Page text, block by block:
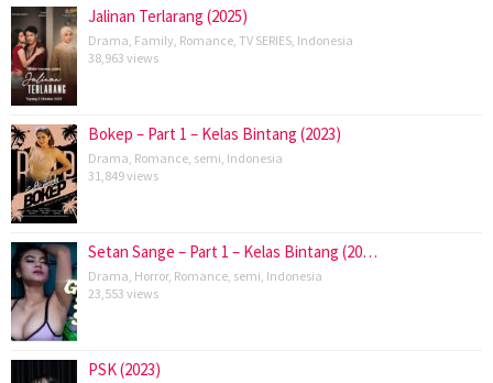
Jalinan Terlarang (2025)
Drama Family Romance TV SERIES Indonesia
38,963 views
Bokep – Part 1 – Kelas Bintang (2023)
Drama Romance semi Indonesia
31,849 views
Setan Sange – Part 1 – Kelas Bintang (20…
Drama Horror, Romance semi Indonesia
23,553 views
PSK (2023)